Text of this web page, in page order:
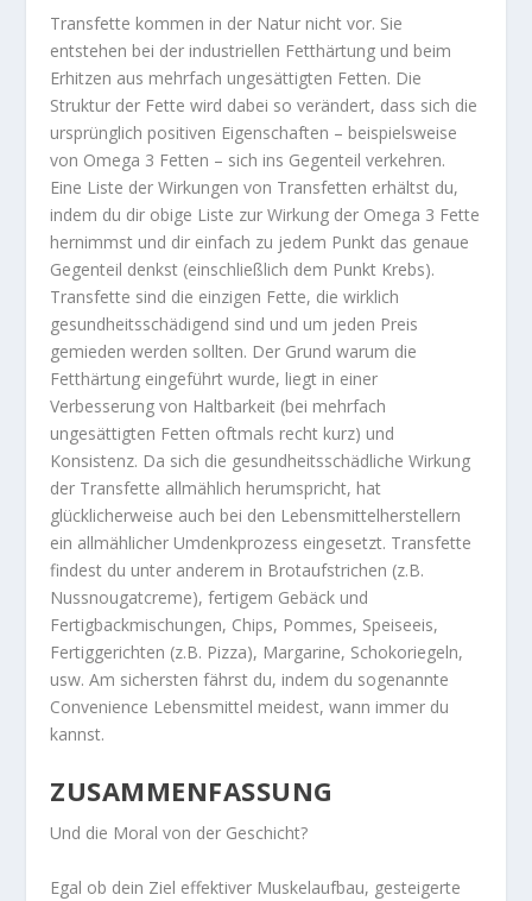
Transfette kommen in der Natur nicht vor. Sie
entstehen bei der industriellen Fetthärtung und beim
Erhitzen aus mehrfach ungesättigten Fetten. Die
Struktur der Fette wird dabei so verändert, dass sich die
ursprünglich positiven Eigenschaften – beispielsweise
von Omega 3 Fetten – sich ins Gegenteil verkehren.
Eine Liste der Wirkungen von Transfetten erhältst du,
indem du dir obige Liste zur Wirkung der Omega 3 Fette
hernimmst und dir einfach zu jedem Punkt das genaue
Gegenteil denkst (einschließlich dem Punkt Krebs).
Transfette sind die einzigen Fette, die wirklich
gesundheitsschädigend sind und um jeden Preis
gemieden werden sollten. Der Grund warum die
Fetthärtung eingeführt wurde, liegt in einer
Verbesserung von Haltbarkeit (bei mehrfach
ungesättigten Fetten oftmals recht kurz) und
Konsistenz. Da sich die gesundheitsschädliche Wirkung
der Transfette allmählich herumspricht, hat
glücklicherweise auch bei den Lebensmittelherstellern
ein allmählicher Umdenkprozess eingesetzt. Transfette
findest du unter anderem in Brotaufstrichen (z.B.
Nussnougatcreme), fertigem Gebäck und
Fertigbackmischungen, Chips, Pommes, Speiseeis,
Fertiggerichten (z.B. Pizza), Margarine, Schokoriegeln,
usw. Am sichersten fährst du, indem du sogenannte
Convenience Lebensmittel meidest, wann immer du
kannst.
ZUSAMMENFASSUNG
Und die Moral von der Geschicht?
Egal ob dein Ziel effektiver Muskelaufbau, gesteigerte